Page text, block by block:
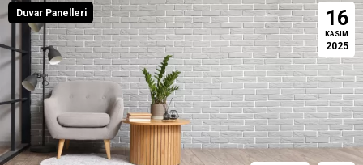
Duvar Panelleri 16
KASIM
2025